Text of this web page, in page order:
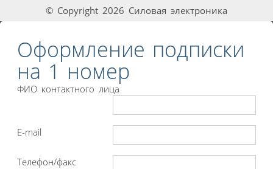
© Copyright 2026 Силовая электроника
Оформление подписки
на 1 номер
ФИО контактного лица
E-mail
Телефон/факс